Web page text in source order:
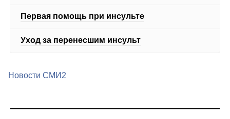
Первая помощь при инсульте
Уход за перенесшим инсульт
Новости СМИ2